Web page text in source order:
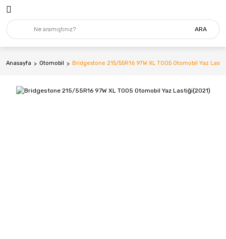
ARA
Anasayfa Otomobil Bridgestone 215/55R16 97W XL T005 Otomobil Yaz